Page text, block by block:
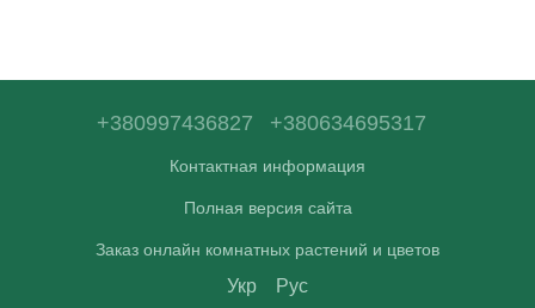
+380997436827 +380634695317
Контактная информация
Полная версия сайта
Заказ онлайн комнатных растений и цветов
Укр Рус